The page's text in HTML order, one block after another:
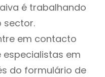
é trabalhando
sector.
em contacto
em
do formulário de